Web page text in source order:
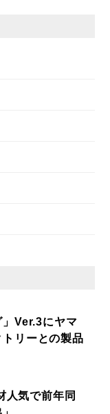
」Ver.3にヤマ
リーとの製品
人気で前年同